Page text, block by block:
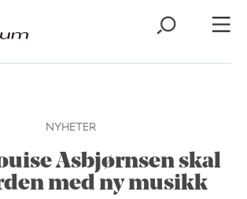
NYHETER
Asbjørnsen skal
med ny musikk